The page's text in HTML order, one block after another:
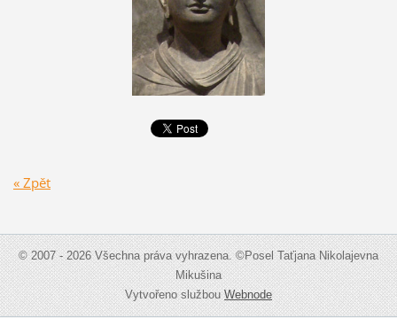
« Zpět
© 2007 - 2026 Všechna práva vyhrazena. ©Posel Taťjana Nikolajevna
Mikušina
Vytvořeno službouWebnode